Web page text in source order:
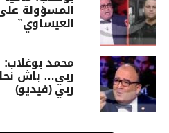
المسؤولة
العيساوي”
محمد بوغلاب:
ربي… باش
ربي (فيديو)